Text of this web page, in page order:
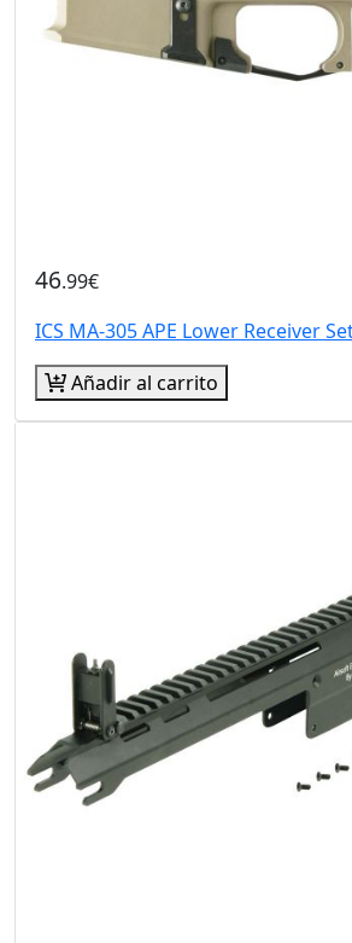
46.99€
ICS MA-305 APE Lower Receiver
Añadir al carrito